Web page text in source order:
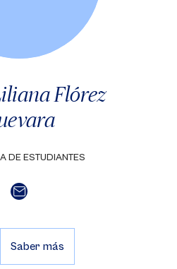
Flórez
DE ESTUDIANTES
Saber más